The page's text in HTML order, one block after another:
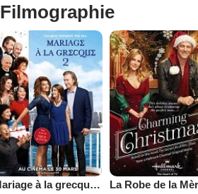
Filmographie
Mariage à la grecque 2